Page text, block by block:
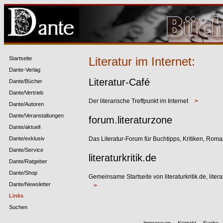
Startseite
Dante-Verlag
Dante/Bücher
Dante/Vertrieb
Dante/Autoren
Dante/Veranstaltungen
Dante/aktuell
Dante/exklusiv
Dante/Service
Dante/Ratgeber
Dante/Shop
Dante/Newsletter
Links
Suchen
Literatur im Internet:
Literatur-Café
Der literarische Treffpunkt im Internet >
forum.literaturzone
Das Literatur-Forum für Buchtipps, Kritiken,
literaturkritik.de
Gemeinsame Startseite von literaturkritik.de,
>